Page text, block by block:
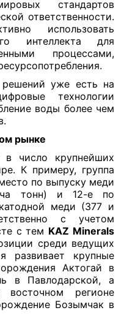
стандартов
ответственности.
использовать
интеллекта для
процессами,
уже есть на
технологии
воды более чем
рынке
в число крупнейших
К примеру, группа
по выпуску меди
тонн) и 12-е по
меди (377 и
с учетом
с тем KAZ Minerals
среди ведущих
развивает крупные
Актогай в
в Павлодарской, а
регионе
Бозымчак в